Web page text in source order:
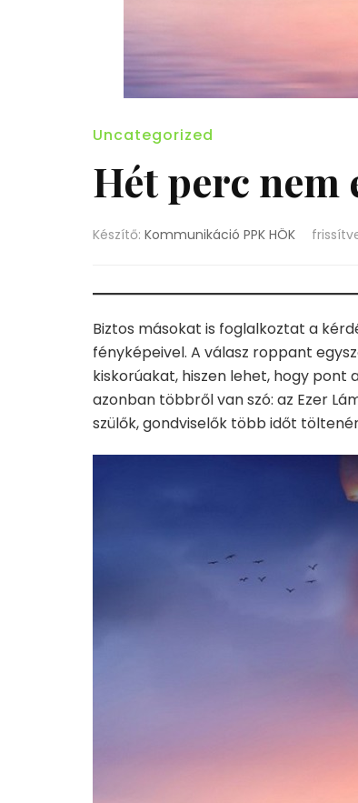
Uncategorized
Hét perc nem
Készítő: Kommunikáció PPK HÖK
Biztos másokat is foglalkoztat a
fényképeivel. A válasz roppant
kiskorúakat, hiszen lehet, hogy
azonban többről van szó: az Ezer
szülők, gondviselők több időt